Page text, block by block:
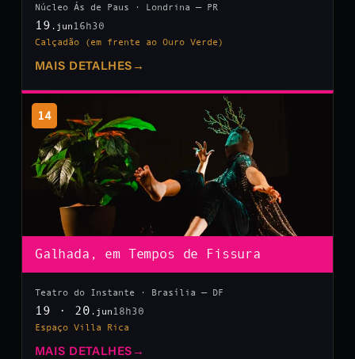
Núcleo Ás de Paus · Londrina — PR
19 .jun 16h30
Calçadão (em frente ao Ouro Verde)
MAIS DETALHES →
14
Galhada, em Tempos de Fissura
Teatro do Instante · Brasília — DF
19 · 20 .jun 18h30
Espaço Villa Rica
MAIS DETALHES →